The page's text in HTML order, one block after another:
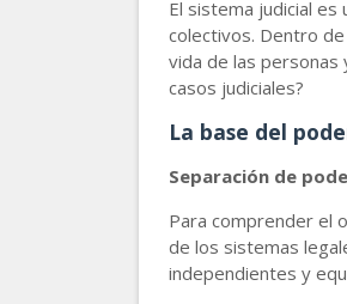
El sistema judicial
colectivos. Dentro
vida de las personas
casos judiciales?
La base del
Separación de
Para comprender el
de los sistemas
independientes y